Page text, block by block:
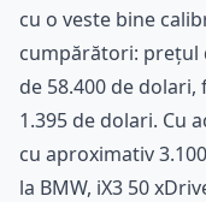
cu o veste bine
cumpărători: prețul
de 58.400 de
1.395 de dolari. Cu
cu aproximativ
la BMW, iX3 50